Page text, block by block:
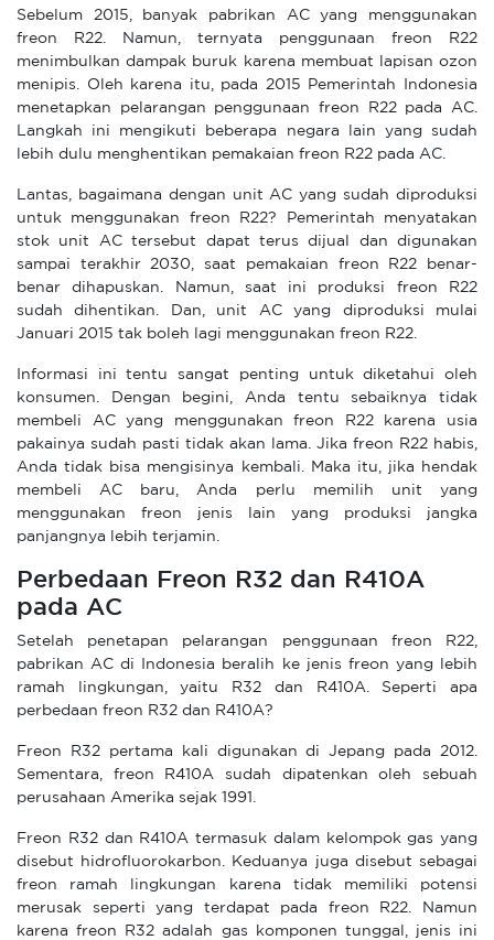
Sebelum 2015, banyak pabrikan AC yang menggunakan
freon R22. Namun, ternyata penggunaan freon R22
menimbulkan dampak buruk karena membuat lapisan ozon
menipis. Oleh karena itu, pada 2015 Pemerintah Indonesia
menetapkan pelarangan penggunaan freon R22 pada AC.
Langkah ini mengikuti beberapa negara lain yang sudah
lebih dulu menghentikan pemakaian freon R22 pada AC.
Lantas, bagaimana dengan unit AC yang sudah diproduksi
untuk menggunakan freon R22? Pemerintah menyatakan
stok unit AC tersebut dapat terus dijual dan digunakan
sampai terakhir 2030, saat pemakaian freon R22 benar-
benar dihapuskan. Namun, saat ini produksi freon R22
sudah dihentikan. Dan, unit AC yang diproduksi mulai
Januari 2015 tak boleh lagi menggunakan freon R22.
Informasi ini tentu sangat penting untuk diketahui oleh
konsumen. Dengan begini, Anda tentu sebaiknya tidak
membeli AC yang menggunakan freon R22 karena usia
pakainya sudah pasti tidak akan lama. Jika freon R22 habis,
Anda tidak bisa mengisinya kembali. Maka itu, jika hendak
membeli AC baru, Anda perlu memilih unit yang
menggunakan freon jenis lain yang produksi jangka
panjangnya lebih terjamin.
Perbedaan Freon R32 dan R410A
pada AC
Setelah penetapan pelarangan penggunaan freon R22,
pabrikan AC di Indonesia beralih ke jenis freon yang lebih
ramah lingkungan, yaitu R32 dan R410A. Seperti apa
perbedaan freon R32 dan R410A?
Freon R32 pertama kali digunakan di Jepang pada 2012.
Sementara, freon R410A sudah dipatenkan oleh sebuah
perusahaan Amerika sejak 1991.
Freon R32 dan R410A termasuk dalam kelompok gas yang
disebut hidrofluorokarbon. Keduanya juga disebut sebagai
freon ramah lingkungan karena tidak memiliki potensi
merusak seperti yang terdapat pada freon R22. Namun
karena freon R32 adalah gas komponen tunggal, jenis ini